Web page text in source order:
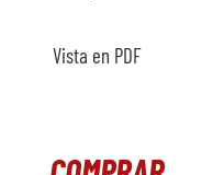
Calefacción
Vista en PDF